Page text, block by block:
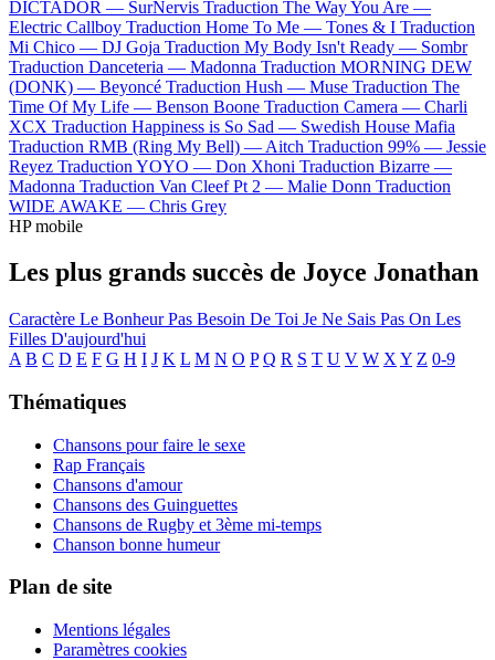
DICTADOR — SurNervis Traduction The Way You Are —
Electric Callboy Traduction Home To Me — Tones & I Traduction
Mi Chico — DJ Goja Traduction My Body Isn't Ready — Sombr
Traduction Danceteria — Madonna Traduction MORNING DEW
(DONK) — Beyoncé Traduction Hush — Muse Traduction The
Time Of My Life — Benson Boone Traduction Camera — Charli
XCX Traduction Happiness is So Sad — Swedish House Mafia
Traduction RMB (Ring My Bell) — Aitch Traduction 99% — Jessie
Reyez Traduction YOYO — Don Xhoni Traduction Bizarre —
Madonna Traduction Van Cleef Pt 2 — Malie Donn Traduction
WIDE AWAKE — Chris Grey
HP mobile
Les plus grands succès de Joyce Jonathan
Caractère Le BonheurPas Besoin De Toi Je Ne Sais Pas On Les
Filles D'aujourd'hui
A B C D E F G H I J K L M N O P Q R S T U V W X Y Z 0-9
Thématiques
Chansons pour faire le sexe
Rap Français
Chansons d'amour
Chansons des Guinguettes
Chansons de Rugby et 3ème mi-temps
Chanson bonne humeur
Plan de site
Mentions légales
Paramètres cookies